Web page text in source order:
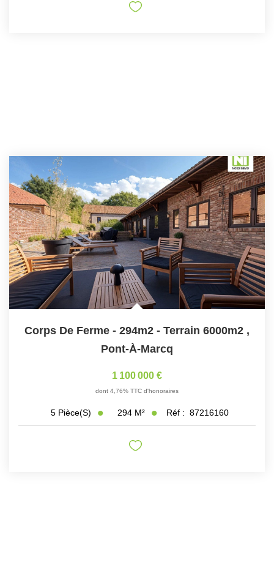
Corps De Ferme - 294m2 - Terrain 6000m2 ,
Pont-À-Marcq
1 100 000 €
dont 4,76% TTC d'honoraires
5 Pièce(s) 294 M² Réf : 87216160